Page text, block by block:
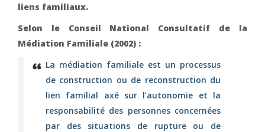
liens familiaux.
Selon le Conseil National Consultatif de la
Médiation Familiale (2002) :
La médiation familiale est un processus
de construction ou de reconstruction du
lien familial axé sur l’autonomie et la
responsabilité des personnes concernées
par des situations de rupture ou de